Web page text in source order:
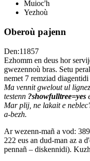
Muioc'h
Yezhoù
Oberoù pajenn
Den:11857
Ezhomm en deus hor
gwezennoù bras. Setu
nemet 7 remziad
Ma vennit gwelout ul
testenn ?showfulltree=yes
Mar plij, ne lakait e
a-bezh.
Ar wezenn-mañ a vod:
222 eus an dud-man az a
pennañ – diskennidi).